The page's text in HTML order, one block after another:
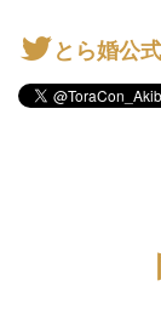
とら婚公